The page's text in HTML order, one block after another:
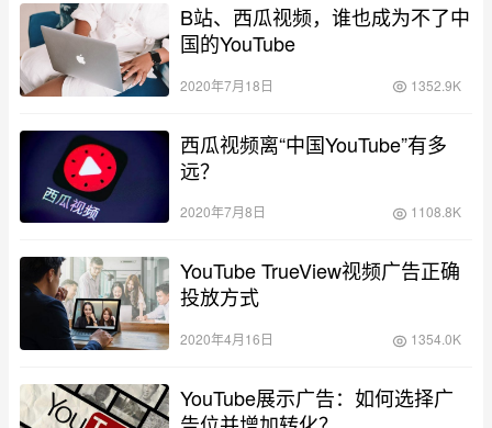
B站、西瓜视频，谁也成为不了中
国的YouTube
2020年7月18日 1352.9K
西瓜视频离“中国YouTube”有多
远？
2020年7月8日 1108.8K
YouTube TrueView视频广告正确
投放方式
2020年4月16日 1354.0K
YouTube展示广告：如何选择广